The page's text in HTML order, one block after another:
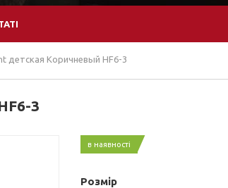
детская Коричневый HF6-3
3
в наявності
Розмір